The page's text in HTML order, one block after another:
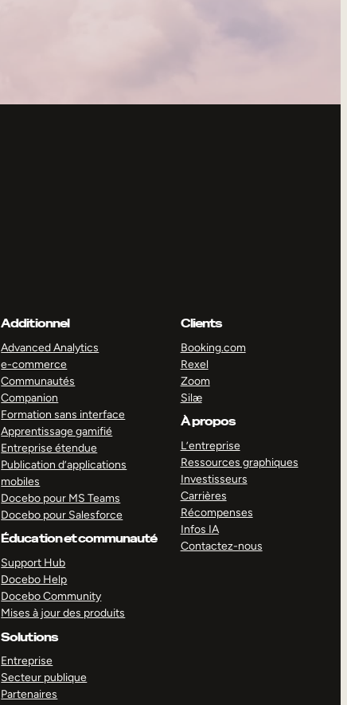
Additionnel
Advanced Analytics
e-commerce
Communautés
Companion
Formation sans interface
Apprentissage gamifié
Entreprise étendue
Publication d’applications
mobiles
Docebo pour MS Teams
Docebo pour Salesforce
Éducation et communauté
Support Hub
Docebo Help
Docebo Community
Mises à jour des produits
Solutions
Entreprise
Secteur publique
Partenaires
Clients
Booking.com
Rexel
Zoom
Silæ
À propos
L’entreprise
Ressources graphiques
Investisseurs
Carrières
Récompenses
Infos IA
Contactez-nous